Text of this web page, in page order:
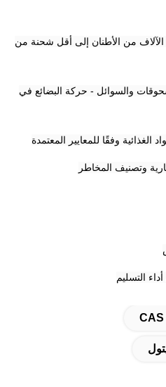
أي شيء من الشحنات السائبة من الآلاف من الأطنان إلى أقل شحنة من
الغذائية وفقًا للمعايير المعتمدة
وتصنيف المخاطر
التسليم